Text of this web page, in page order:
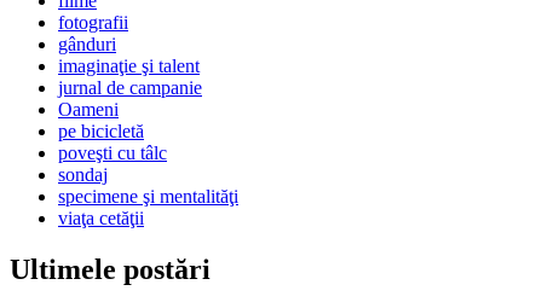
fotografii
gânduri
imaginaţie şi talent
jurnal de campanie
Oameni
pe bicicletă
poveşti cu tâlc
sondaj
specimene şi mentalităţi
viaţa cetăţii
Ultimele postări